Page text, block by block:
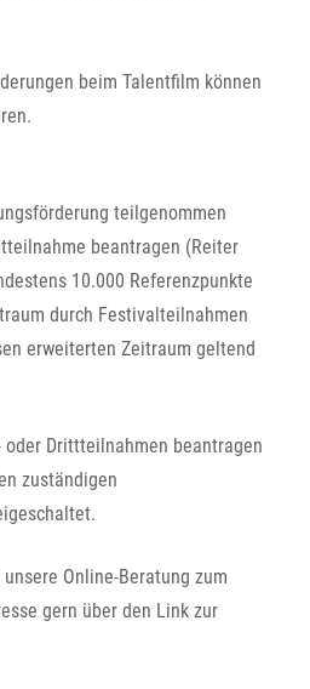
beim Talentfilm können
teilgenommen
beantragen (Reiter
10.000 Referenzpunkte
durch Festivalteilnahmen
erweiterten Zeitraum geltend
Drittteilnahmen beantragen
zuständigen
Online-Beratung zum
gern über den Link zur